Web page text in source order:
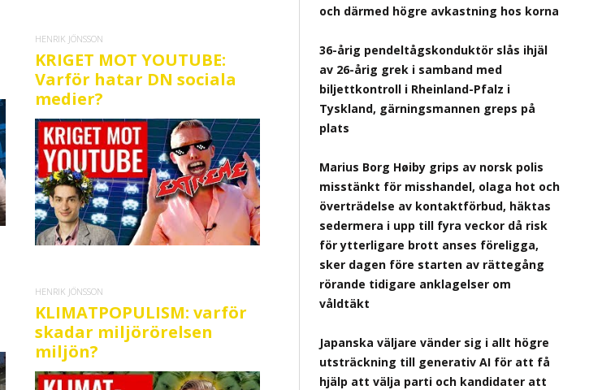
HENRIK JÖNSSON
KRIGET MOT YOUTUBE:
Varför hatar DN sociala
medier?
HENRIK JÖNSSON
KLIMATPOPULISM: varför
skadar miljörörelsen
miljön?
och därmed högre avkastning hos korna
36-årig pendeltågskonduktör slås ihjäl
av 26-årig grek i samband med
biljettkontroll i Rheinland-Pfalz i
Tyskland, gärningsmannen greps på
plats
Marius Borg Høiby grips av norsk polis
misstänkt för misshandel, olaga hot och
överträdelse av kontaktförbud, häktas
sedermera i upp till fyra veckor då risk
för ytterligare brott anses föreligga,
sker dagen före starten av rättegång
rörande tidigare anklagelser om
våldtäkt
Japanska väljare vänder sig i allt högre
utsträckning till generativ AI för att få
hjälp att välja parti och kandidater att